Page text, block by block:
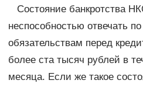
Состояние банкротства
неспособностью отвечать
обязательствам перед
более ста тысяч рублей в
месяца. Если же такое